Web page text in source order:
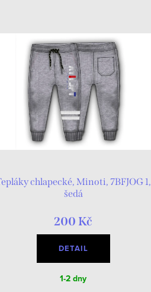
chlapecké, Minoti, 7BFJOG 1,
šedá
200 Kč
DETAIL
1-2 dny